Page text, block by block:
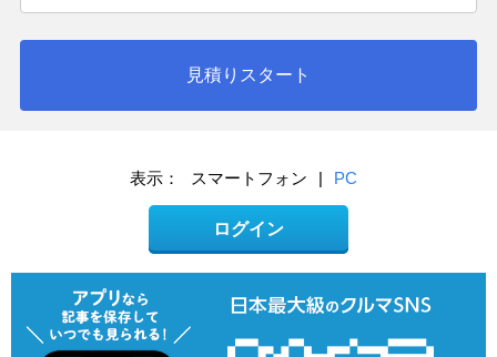
見積りスタート
表示： スマートフォン | PC
ログイン